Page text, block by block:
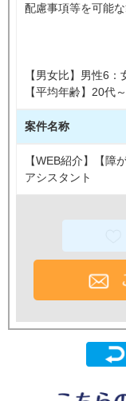
配慮事項等を可能
【男女比】男性6：
【平均年齢】20代
案件名称
【WEB紹介】【障
アシスタント